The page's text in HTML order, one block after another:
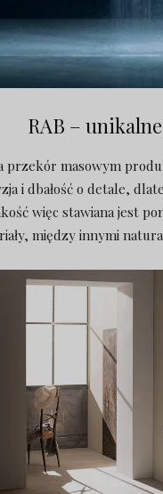
RAB –
przekór masowym
i dbałość o detale,
więc stawiana jest
między innymi